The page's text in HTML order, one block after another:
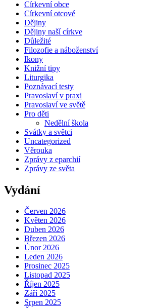
Církevní obce
Církevní otcové
Dějiny
Dějiny naší církve
Důležité
Filozofie a náboženství
Ikony
Knižní tipy
Liturgika
Poznávací testy
Pravoslaví v praxi
Pravoslaví ve světě
Pro děti
Nedělní škola
Svátky a světci
Uncategorized
Věrouka
Zprávy z eparchií
Zprávy ze světa
Vydání
Červen 2026
Květen 2026
Duben 2026
Březen 2026
Únor 2026
Leden 2026
Prosinec 2025
Listopad 2025
Říjen 2025
Září 2025
Srpen 2025